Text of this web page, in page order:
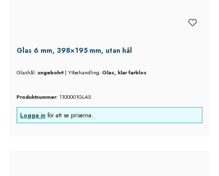
Glas 6 mm, 398×195 mm, utan hål
Glashål:ungebohrt | Ytbehandling:Glas, klar farblos
Produktnummer: 1100001GLAS
Logga in för att se priserna.